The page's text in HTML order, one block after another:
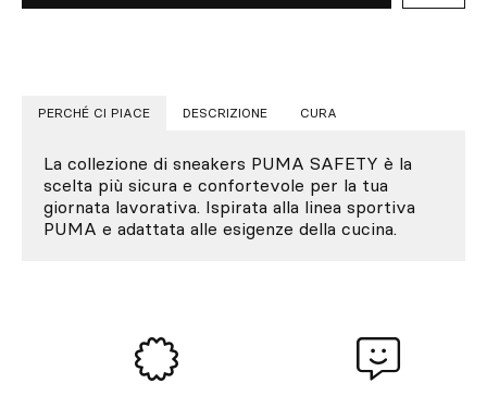
PERCHÉ CI PIACE DESCRIZIONE CURA
La collezione di sneakers PUMA SAFETY è la
scelta più sicura e confortevole per la tua
giornata lavorativa. Ispirata alla linea sportiva
PUMA e adattata alle esigenze della cucina.